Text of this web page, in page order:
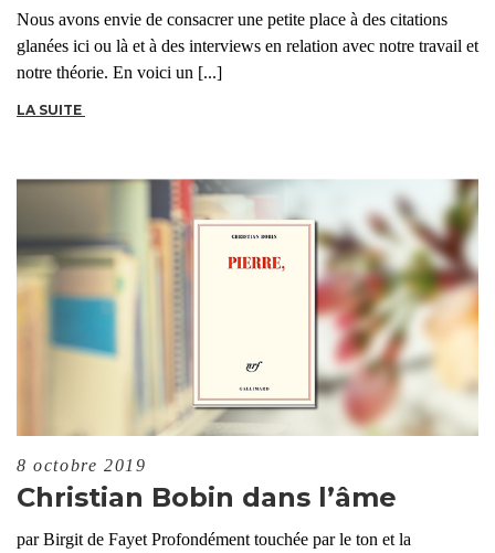
Nous avons envie de consacrer une petite place à des citations
glanées ici ou là et à des interviews en relation avec notre travail et
notre théorie. En voici un [...]
LA SUITE
8 octobre 2019
Christian Bobin dans l’âme
par Birgit de Fayet Profondément touchée par le ton et la